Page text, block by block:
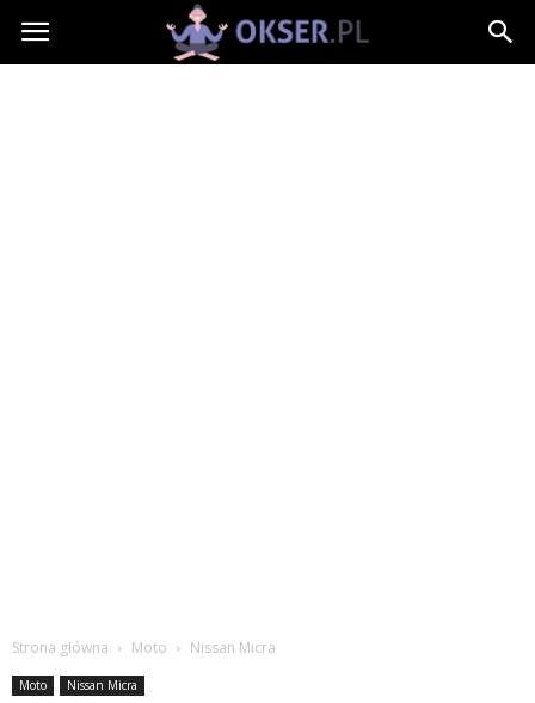
Okser.pl
Strona główna Moto Nissan Micra
Moto Nissan Micra